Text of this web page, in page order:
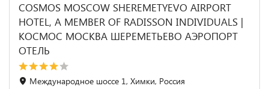
COSMOS MOSCOW SHEREMETYEVO AIRPORT
HOTEL, A MEMBER OF RADISSON INDIVIDUALS |
КОСМОС МОСКВА ШЕРЕМЕТЬЕВО АЭРОПОРТ
ОТЕЛЬ
Международное шоссе 1, Химки, Россия